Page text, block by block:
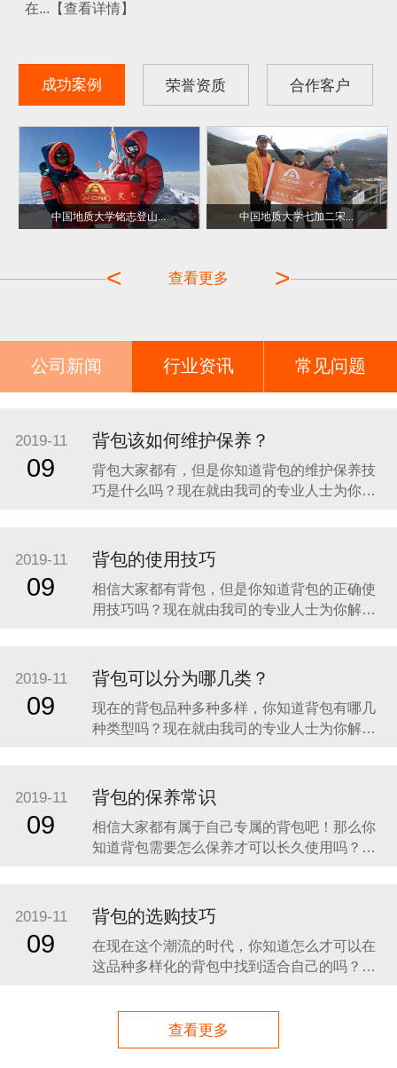
在...【查看详情】
成功案例 荣誉资质 合作客户
中国地质大学铭志登山... 中国地质大学七加二宋...
>
查看更多
<
公司新闻 行业资讯 常见问题
2019-11
09
背包该如何维护保养？
背包大家都有，但是你知道背包的维护保养技
巧是什么吗？现在就由我司的专业人士为你解
包，即使晴朗的天气，露水依然会沾湿背包。
雪期，可用背包作为雪洞的门，若爬行於树
林、灌木林，装填背包调低重心较适合，宿
2019-11
09
背包的使用技巧
相信大家都有背包，但是你知道背包的正确使
用技巧吗？现在就由我司的专业人士为你解答
放好后最好是背包可以独自站立，如果重物较
多则把重物均匀放在包内并且贴近身体一侧，
这样整体重心不会后坠。
2019-11
09
背包可以分为哪几类？
现在的背包品种多种多样，你知道背包有哪几
种类型吗？现在就由我司的专业人士为你解答
款双肩电脑包，由于采用了防震保护材料，加
上特别的人体工程学设计和独特加固制作工
艺，极为坚实耐用，深受
2019-11
09
背包的保养常识
相信大家都有属于自己专属的背包吧！那么你
知道背包需要怎么保养才可以长久使用吗？现
运动的话，最好不要选择长时间背着你的双肩
包了，必定，这样长时间的背着对你的身体也
是不好的，要尝试着在一两个小时之后进
2019-11
09
背包的选购技巧
在现在这个潮流的时代，你知道怎么才可以在
这品种多样化的背包中找到适合自己的吗？现
一、根据人数 独自郊游时，可选择25～35公升
左右的背包。假日带家人孩子出游时，从照顾
家人的角度考虑，需选择40公升左右的背包，
查看更多